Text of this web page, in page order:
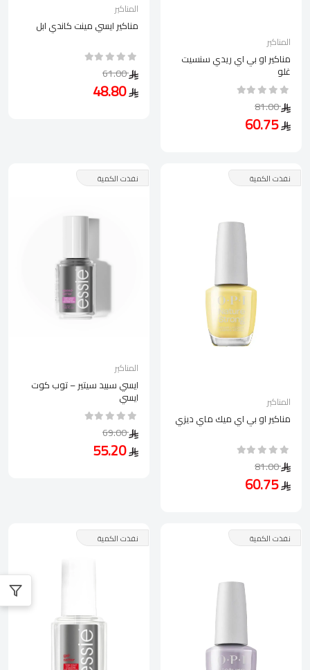
المناكير
مناكير او بي اي ريدي سنسيت
غلو
81.00
60.75
المناكير
مناكير ايسي مينت كاندي ابل
61.00
48.80
نفذت الكمية
المناكير
مناكير او بي اي ميك ماي ديزي
81.00
60.75
نفذت الكمية
المناكير
ايسي سبيد سيتير – توب كوت
ايسي
69.00
55.20
نفذت الكمية نفذت الكمية